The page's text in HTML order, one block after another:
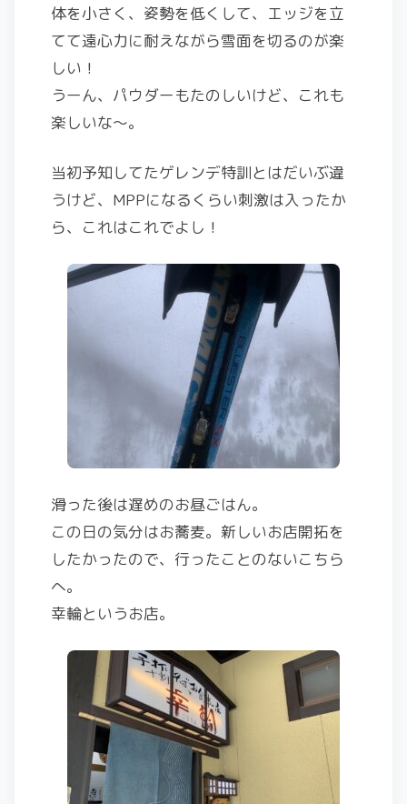
体を小さく、姿勢を低くして、エッジを立
てて遠心力に耐えながら雪面を切るのが楽
しい！
うーん、パウダーもたのしいけど、これも
楽しいな〜。
当初予知してたゲレンデ特訓とはだいぶ違
うけど、MPPになるくらい刺激は入ったか
ら、これはこれでよし！
滑った後は遅めのお昼ごはん。
この日の気分はお蕎麦。新しいお店開拓を
したかったので、行ったことのないこちら
へ。
幸輪というお店。